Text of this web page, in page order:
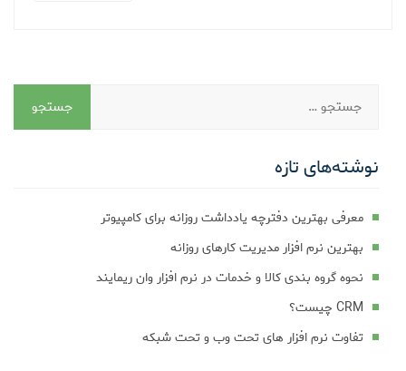
نوشته‌های تازه
معرفی بهترین دفترچه یادداشت روزانه برای کامپیوتر
بهترین نرم افزار مدیریت کارهای روزانه
نحوه گروه بندی کالا و خدمات در نرم افزار وان ریمایند
CRM چیست؟
تفاوت نرم افزار های تحت وب و تحت شبکه